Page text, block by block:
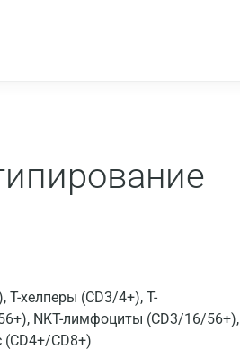
хелперы (CD3/4+), T-
NKT-лимфоциты (CD3/16/56+),
CD8+)